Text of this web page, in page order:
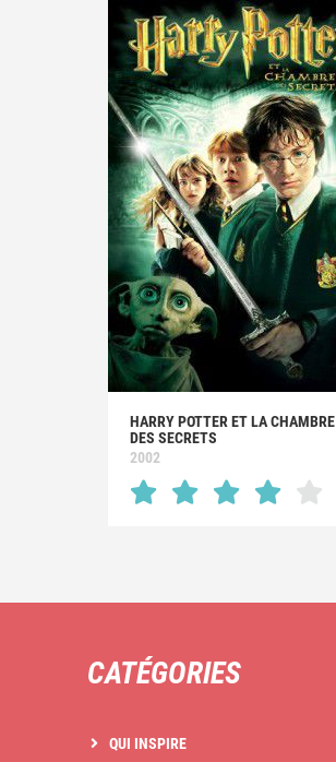
HARRY POTTER ET LA CHAMBRE
DES SECRETS
2002
CATÉGORIES
QUI INSPIRE